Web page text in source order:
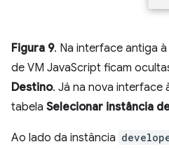
Figura 9. Na interface antiga
de VM JavaScript ficam
Destino. Já na nova interface
tabela Selecionar instância
Ao lado da instância